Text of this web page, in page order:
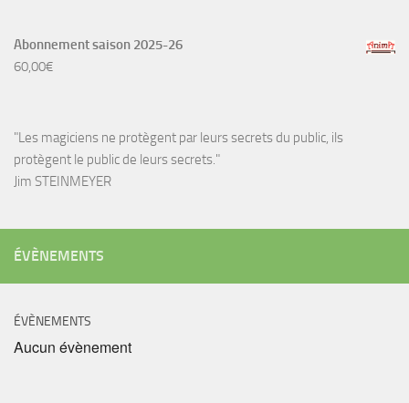
Abonnement saison 2025-26
60,00€
"Les magiciens ne protègent par leurs secrets du public, ils
protègent le public de leurs secrets."
Jim STEINMEYER
ÉVÈNEMENTS
ÉVÈNEMENTS
Aucun évènement